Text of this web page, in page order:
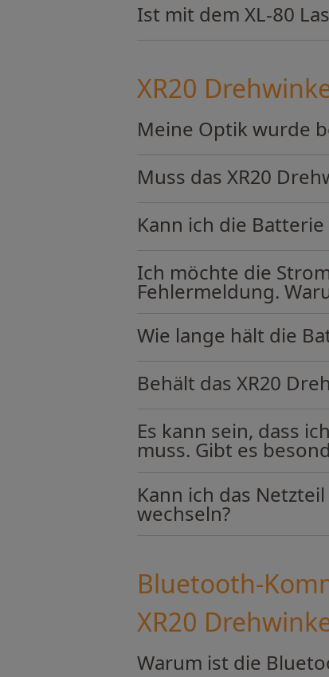
Ist mit dem XL-80
XR20
Meine Optik wurde
Muss das XR20
Kann ich die
Ich möchte die
Fehlermeldung.
Wie lange hält die
Behält das XR20
Es kann sein, dass
muss. Gibt es
Kann ich das
wechseln?
Bluetooth-
XR20
Warum ist die